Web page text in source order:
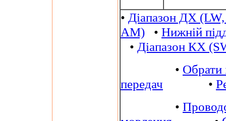
• Діапазон ДХ
AM) • Нижній
• Діапазон КХ
• Обрати
передач •
•